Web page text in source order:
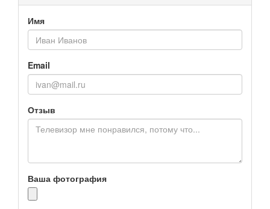
Имя
Email
Отзыв
Ваша фотография